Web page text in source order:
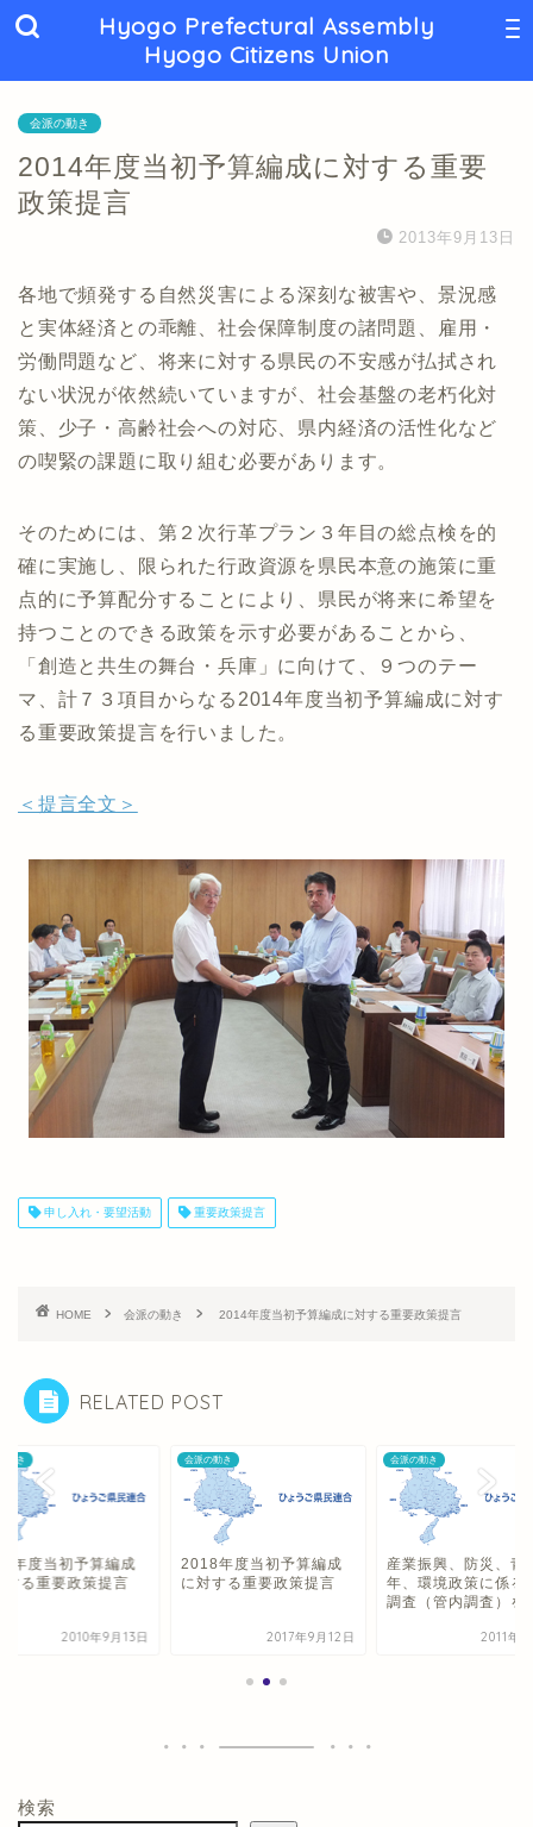
Hyogo Prefectural Assembly
Hyogo Citizens Union
会派の動き
2014年度当初予算編成に対する重要
政策提言
2013年9月13日
各地で頻発する自然災害による深刻な被害や、景況感
と実体経済との乖離、社会保障制度の諸問題、雇用・
労働問題など、将来に対する県民の不安感が払拭され
ない状況が依然続いていますが、社会基盤の老朽化対
策、少子・高齢社会への対応、県内経済の活性化など
の喫緊の課題に取り組む必要があります。
そのためには、第２次行革プラン３年目の総点検を的
確に実施し、限られた行政資源を県民本意の施策に重
点的に予算配分することにより、県民が将来に希望を
持つことのできる政策を示す必要があることから、
「創造と共生の舞台・兵庫」に向けて、９つのテー
マ、計７３項目からなる2014年度当初予算編成に対す
る重要政策提言を行いました。
＜提言全文＞
申し入れ・要望活動 重要政策提言
HOME 会派の動き 2014年度当初予算編成に対する重要政策提言
RELATED POST
動き
年度当初予算編成
する重要政策提言
2010年9月13日
会派の動き
2018年度当初予算編成
に対する重要政策提言
2017年9月12日
会派の動き
産業振興、防災、青
年、環境政策に係る
調査（管内調査）を
2011年7
検索